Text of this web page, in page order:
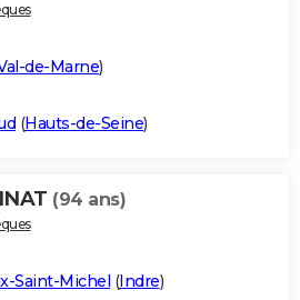
de-Marne)
(Hauts-de-Seine)
(94 ans)
Saint-Michel (Indre)